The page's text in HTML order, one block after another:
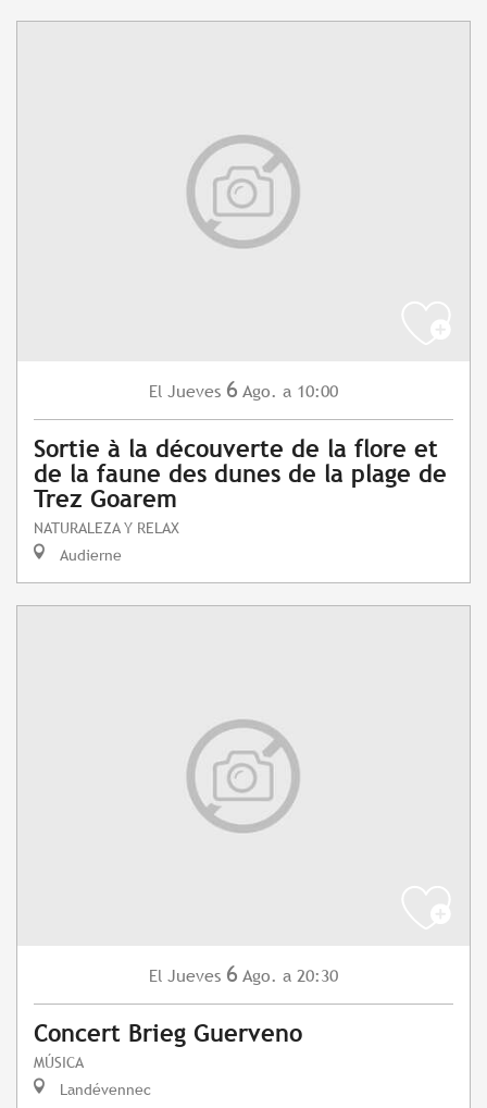
El Jueves 6 Ago. a 10:00
Sortie à la découverte de la flore et
de la faune des dunes de la plage de
Trez Goarem
NATURALEZA Y RELAX
Audierne
El Jueves 6 Ago. a 20:30
Concert Brieg Guerveno
MÚSICA
Landévennec